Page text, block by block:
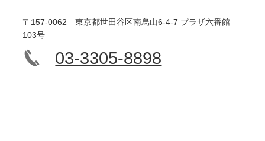
〒157-0062 東京都世田谷区南烏山6-4-7 プラザ六番館
103号
03-3305-8898